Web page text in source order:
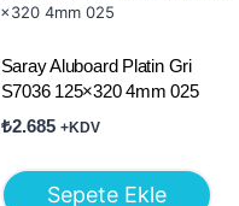
Saray Aluboard Platin Gri
S7036 125×320 4mm 025
₺2.685 +KDV
Sepete Ekle